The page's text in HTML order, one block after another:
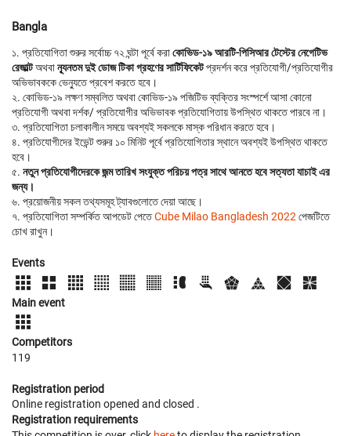
Bangla
১. প্রতিযোগিতা শুরুর সর্বোচ্চ ৭২ ঘন্টা পূর্বে করাকোভিড-১৯ আরটি-পিসিআর টেস্টের নেগেটিভ
রেজাল্টঅথবান্যূনতম দুই ডোজ টিকা গ্রহণের সার্টিফিকেটপ্রদর্শন করে প্রতিযোগী/প্রতিযোগীর
অভিভাবককে ভেন্যুতে প্রবেশ করতে হবে।
২. কোভিড-১৯ লক্ষণ সম্বলিত অথবা কোভিড-১৯ পজিটিভ ব্যক্তির সংস্পর্শে আসা কোনো
প্রতিযোগী অথবা দর্শক/ প্রতিযোগীর অভিভাবক প্রতিযোগিতায় উপস্থিত থাকতে পারবে না।
৩. প্রতিযোগিতা চলাকালীন সময়ে অবশ্যই সকলকে মাস্ক পরিধান করতে হবে।
৪. প্রতিযোগীদের ইভেন্ট শুরুর ১০ মিনিট পূর্বে প্রতিযোগিতার স্থানে অবশ্যই উপস্থিত থাকতে
হবে।
৫. নতুন প্রতিযোগীদেরকে জন্ম তারিখ সংযুক্ত পরিচয় পত্র সাথে আনতে হবে সত্যতা যাচাই এর
জন্য।
৬. প্রয়োজনীয় সকল তথ্যসমূহ ট্যাবগুলোতে দেয়া আছে।
৭. প্রতিযোগিতা সম্পর্কিত আপডেট পেতেCube Milao Bangladesh 2022পেজটিতে
চোখ রাখুন।
Events
Main event
Competitors
119
Registration period
Online registration opened and closed .
Registration requirements